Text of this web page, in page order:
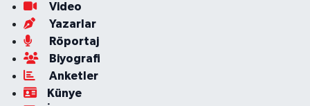
Video
Yazarlar
Röportaj
Biyografi
Anketler
Künye